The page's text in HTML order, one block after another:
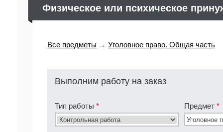
Физическое или психическое
Все предметы → Уголовное право. Общая часть
Выполним работу на заказ
Тип работы * Предмет *